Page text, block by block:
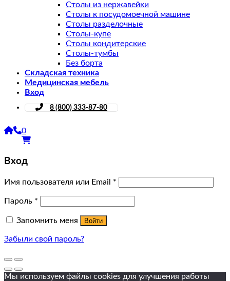
Столы из нержавейки
Столы к посудомоечной машине
Столы разделочные
Столы-купе
Столы кондитерские
Столы-тумбы
Без борта
Складская техника
Медицинская мебель
Вход
8 (800) 333-87-80
0
Вход
Имя пользователя или Email *
Пароль *
Запомнить меня Войти
Забыли свой пароль?
Мы используем файлы cookies для улучшения работы